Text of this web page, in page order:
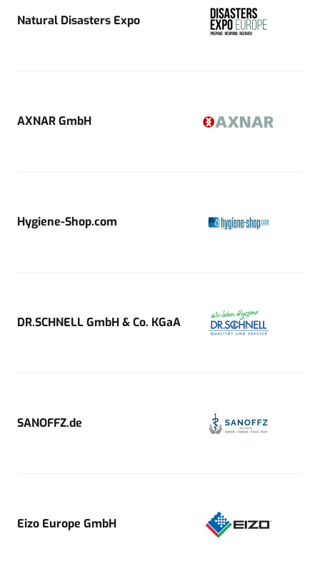
Natural Disasters Expo
AXNAR GmbH
Hygiene-Shop.com
DR.SCHNELL GmbH & Co. KGaA
SANOFFZ.de
Eizo Europe GmbH